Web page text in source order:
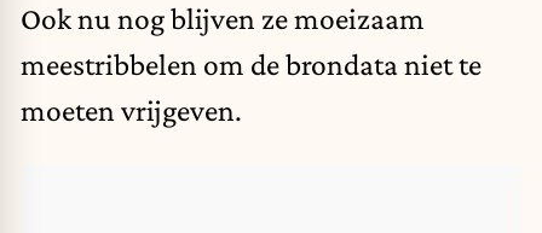
Ook nu nog blijven ze moeizaam
meestribbelen om de brondata niet te
moeten vrijgeven.